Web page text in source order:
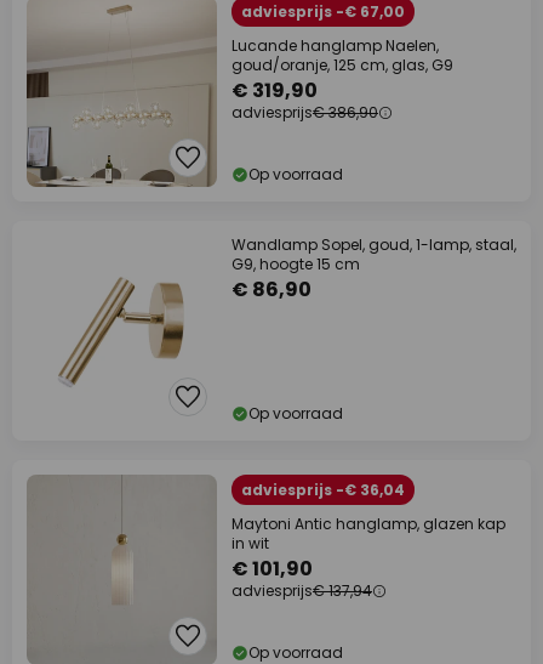
adviesprijs -€ 67,00
Lucande hanglamp Naelen,
goud/oranje, 125 cm, glas, G9
€ 319,90
adviesprijs€ 386,90
Op voorraad
Wandlamp Sopel, goud, 1-lamp, staal,
G9, hoogte 15 cm
€ 86,90
Op voorraad
adviesprijs -€ 36,04
Maytoni Antic hanglamp, glazen kap
in wit
€ 101,90
adviesprijs€ 137,94
Op voorraad